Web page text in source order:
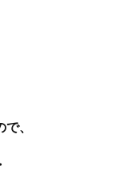
、